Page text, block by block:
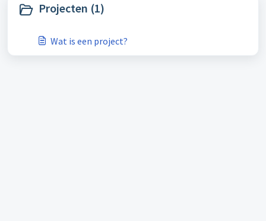
Projecten (1)
Wat is een project?